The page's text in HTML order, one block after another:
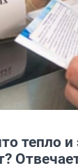
тепло и